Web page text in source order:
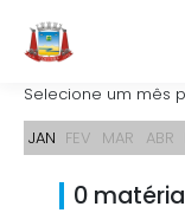
Selecione um mês
JAN FEV MAR ABR
0